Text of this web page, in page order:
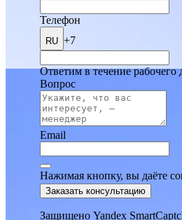
Телефон
RU +7
Ответим в течение рабочего
Вопрос
Email
Нажимая кнопку, вы даёте
Заказать консультацию
Защищено Yandex